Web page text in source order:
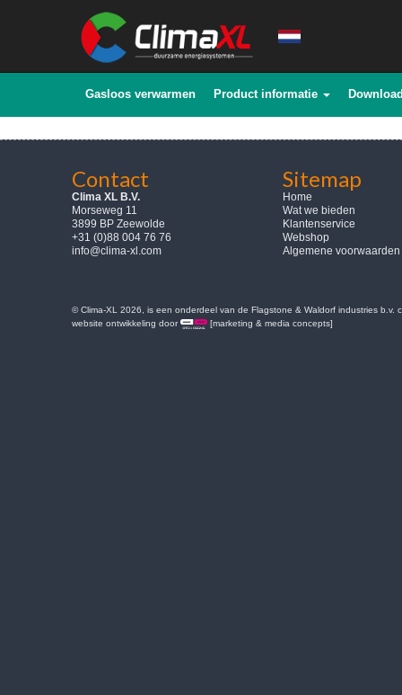
Gasloos verwarmen Product informatie
Contact
Clima XL B.V.
Morseweg 11
3899 BP Zeewolde
+31 (0)88 004 76 76
info@clima-xl.com
Sitemap
Home
Wat we bieden
Klantenservice
Webshop
Algemene voorwaarden
© Clima-XL 2026, is een onderdeel van de Flagstone & Waldorf industries b.v.
website ontwikkeling door
[marketing & media concepts]